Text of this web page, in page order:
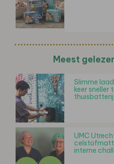
Meest
Slimme
keer sneller
thuisbatterij
UMC
interne